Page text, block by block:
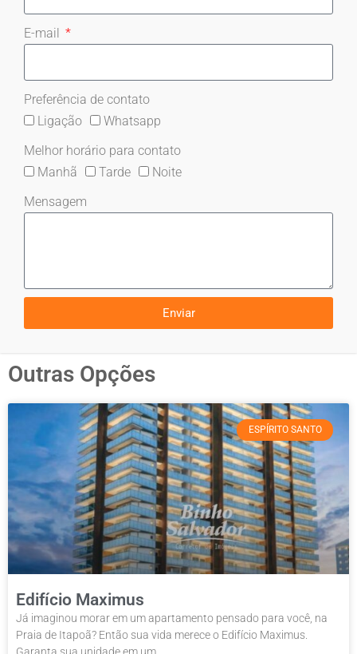
E-mail
Preferência de contato
Ligação
Whatsapp
Melhor horário para contato
Manhã
Tarde
Noite
Mensagem
Enviar
Outras Opções
ESPÍRITO SANTO
Edifício Maximus
Já imaginou morar em um apartamento pensado para você, na
Praia de Itapoã? Então sua vida merece o Edifício Maximus.